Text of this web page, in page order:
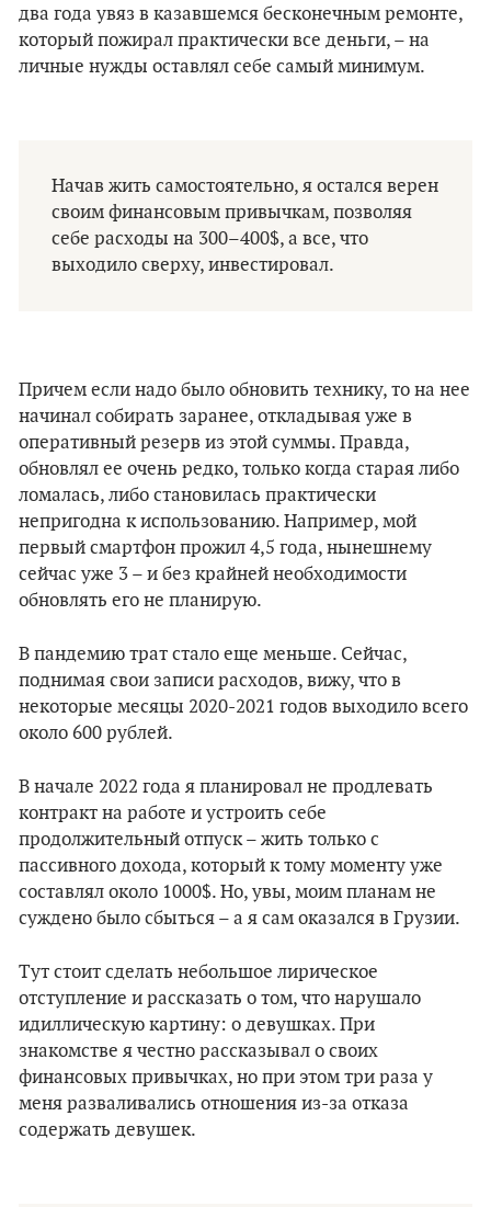
два года увяз в казавшемся бесконечным ремонте,
который пожирал практически все деньги, – на
личные нужды оставлял себе самый минимум.
Начав жить самостоятельно, я остался верен
своим финансовым привычкам, позволяя
себе расходы на 300–400$, а все, что
выходило сверху, инвестировал.
Причем если надо было обновить технику, то на нее
начинал собирать заранее, откладывая уже в
оперативный резерв из этой суммы. Правда,
обновлял ее очень редко, только когда старая либо
ломалась, либо становилась практически
непригодна к использованию. Например, мой
первый смартфон прожил 4,5 года, нынешнему
сейчас уже 3 – и без крайней необходимости
обновлять его не планирую.
В пандемию трат стало еще меньше. Сейчас,
поднимая свои записи расходов, вижу, что в
некоторые месяцы 2020-2021 годов выходило всего
около 600 рублей.
В начале 2022 года я планировал не продлевать
контракт на работе и устроить себе
продолжительный отпуск – жить только с
пассивного дохода, который к тому моменту уже
составлял около 1000$. Но, увы, моим планам не
суждено было сбыться – а я сам оказался в Грузии.
Тут стоит сделать небольшое лирическое
отступление и рассказать о том, что нарушало
идиллическую картину: о девушках. При
знакомстве я честно рассказывал о своих
финансовых привычках, но при этом три раза у
меня разваливались отношения из-за отказа
содержать девушек.